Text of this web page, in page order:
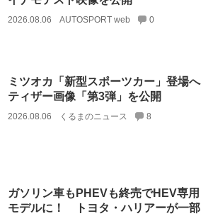
2026.08.06 AUTOSPORT web 0
ミツオカ「新型スポーツカー」登場へ
ティザー画像「第3弾」を公開
2026.08.06 くるまのニュース 8
ガソリン車もPHEVも終売でHEV専用
モデルに！ トヨタ・ハリアーが一部